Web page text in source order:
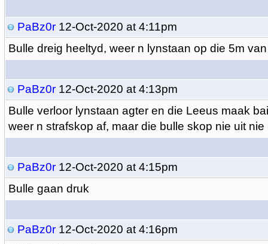
PaBz0r12-Oct-2020 at 4:11pm
Bulle dreig heeltyd, weer n lynstaan op die 5m
PaBz0r12-Oct-2020 at 4:13pm
Bulle verloor lynstaan agter en die Leeus maak
weer n strafskop af, maar die bulle skop nie uit nie
PaBz0r12-Oct-2020 at 4:15pm
Bulle gaan druk
PaBz0r12-Oct-2020 at 4:16pm